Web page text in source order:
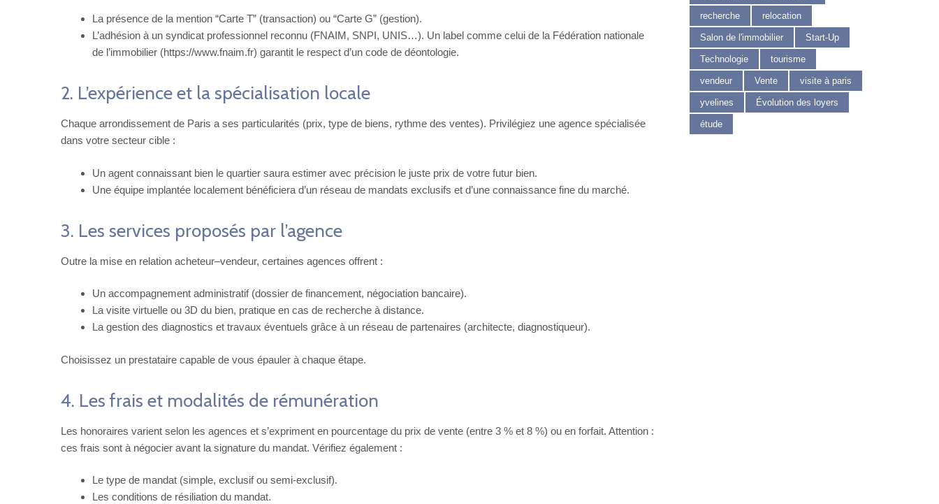
La présence de la mention “Carte T” (transaction) ou “Carte G” (gestion).
L’adhésion à un syndicat professionnel reconnu (FNAIM, SNPI, UNIS…). Un label comme celui de la Fédération nationale
de l’immobilier (https://www.fnaim.fr) garantit le respect d’un code de déontologie.
2. L’expérience et la spécialisation locale
Chaque arrondissement de Paris a ses particularités (prix, type de biens, rythme des ventes). Privilégiez une agence spécialisée
dans votre secteur cible :
Un agent connaissant bien le quartier saura estimer avec précision le juste prix de votre futur bien.
Une équipe implantée localement bénéficiera d’un réseau de mandats exclusifs et d’une connaissance fine du marché.
3. Les services proposés par l’agence
Outre la mise en relation acheteur–vendeur, certaines agences offrent :
Un accompagnement administratif (dossier de financement, négociation bancaire).
La visite virtuelle ou 3D du bien, pratique en cas de recherche à distance.
La gestion des diagnostics et travaux éventuels grâce à un réseau de partenaires (architecte, diagnostiqueur).
Choisissez un prestataire capable de vous épauler à chaque étape.
4. Les frais et modalités de rémunération
Les honoraires varient selon les agences et s’expriment en pourcentage du prix de vente (entre 3 % et 8 %) ou en forfait. Attention :
ces frais sont à négocier avant la signature du mandat. Vérifiez également :
Le type de mandat (simple, exclusif ou semi-exclusif).
Les conditions de résiliation du mandat.
recherche relocation
Salon de l'immobilier Start-Up
Technologie tourisme
vendeur Vente visite à paris
yvelines Évolution des loyers
étude